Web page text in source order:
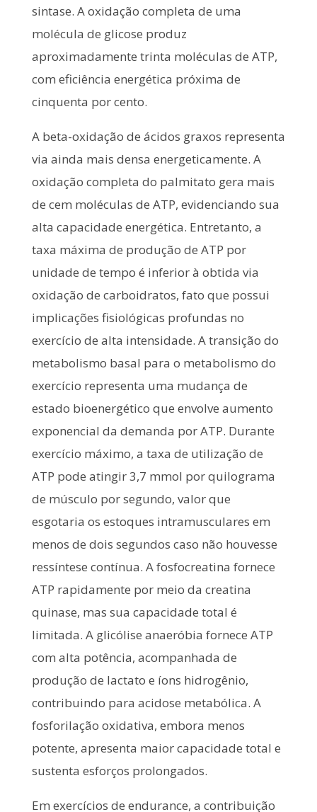
sintase. A oxidação completa de uma
molécula de glicose produz
aproximadamente trinta moléculas de ATP,
com eficiência energética próxima de
cinquenta por cento.
A beta-oxidação de ácidos graxos representa
via ainda mais densa energeticamente. A
oxidação completa do palmitato gera mais
de cem moléculas de ATP, evidenciando sua
alta capacidade energética. Entretanto, a
taxa máxima de produção de ATP por
unidade de tempo é inferior à obtida via
oxidação de carboidratos, fato que possui
implicações fisiológicas profundas no
exercício de alta intensidade. A transição do
metabolismo basal para o metabolismo do
exercício representa uma mudança de
estado bioenergético que envolve aumento
exponencial da demanda por ATP. Durante
exercício máximo, a taxa de utilização de
ATP pode atingir 3,7 mmol por quilograma
de músculo por segundo, valor que
esgotaria os estoques intramusculares em
menos de dois segundos caso não houvesse
ressíntese contínua. A fosfocreatina fornece
ATP rapidamente por meio da creatina
quinase, mas sua capacidade total é
limitada. A glicólise anaeróbia fornece ATP
com alta potência, acompanhada de
produção de lactato e íons hidrogênio,
contribuindo para acidose metabólica. A
fosforilação oxidativa, embora menos
potente, apresenta maior capacidade total e
sustenta esforços prolongados.
Em exercícios de endurance, a contribuição